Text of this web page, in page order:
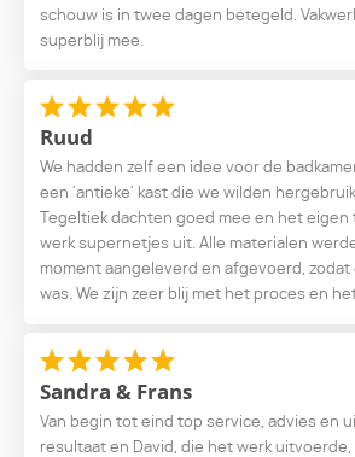
schouw is in twee dagen betegeld.
superblij mee.
Ruud
We hadden zelf een idee voor de
een 'antieke' kast die we wilden
Tegeltiek dachten goed mee en het
werk supernetjes uit. Alle materialen
moment aangeleverd en afgevoerd, zodat
was. We zijn zeer blij met het proces en
Sandra & Frans
Van begin tot eind top service, advies en
resultaat en David, die het werk